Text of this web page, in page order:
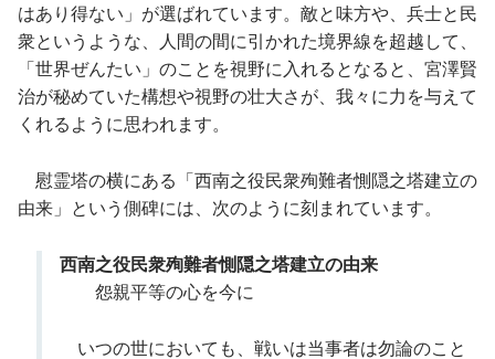
はあり得ない」が選ばれています。敵と味方や、兵士と民
衆というような、人間の間に引かれた境界線を超越して、
「世界ぜんたい」のことを視野に入れるとなると、宮澤賢
治が秘めていた構想や視野の壮大さが、我々に力を与えて
くれるように思われます。
慰霊塔の横にある「西南之役民衆殉難者惻隠之塔建立の
由来」という側碑には、次のように刻まれています。
西南之役民衆殉難者惻隠之塔建立の由来
怨親平等の心を今に
いつの世においても、戦いは当事者は勿論のこと